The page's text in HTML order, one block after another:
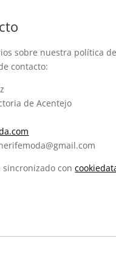
sobre nuestra política
contacto:
de Acentejo
gmail.com
sincronizado con